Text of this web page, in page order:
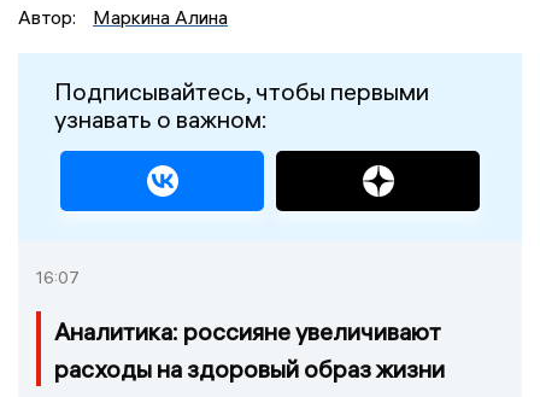
Автор:
Маркина Алина
Подписывайтесь, чтобы первыми
узнавать о важном:
16:07
Аналитика: россияне увеличивают
расходы на здоровый образ жизни